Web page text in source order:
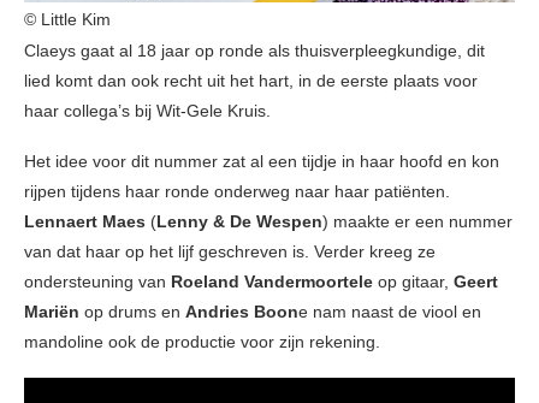
© Little Kim
Claeys gaat al 18 jaar op ronde als thuisverpleegkundige, dit
lied komt dan ook recht uit het hart, in de eerste plaats voor
haar collega’s bij Wit-Gele Kruis.
Het idee voor dit nummer zat al een tijdje in haar hoofd en kon
rijpen tijdens haar ronde onderweg naar haar patiënten.
Lennaert Maes (Lenny & De Wespen) maakte er een nummer
van dat haar op het lijf geschreven is. Verder kreeg ze
ondersteuning van Roeland Vandermoortele op gitaar, Geert
Mariën op drums en Andries Boone nam naast de viool en
mandoline ook de productie voor zijn rekening.